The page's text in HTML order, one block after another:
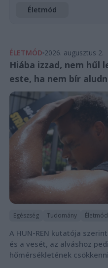
Életmód
ÉLETMÓD 2026. augusztus 2.
Hiába izzad, nem hűl
este, ha nem bír
Egészség Tudomány Életmód
A HUN-REN kutatója
és a vesét, az alváshoz
hőmérsékletének